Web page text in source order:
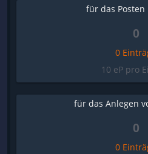
für das Posten
0
0
10 eP pro
für das Anlegen
0
0